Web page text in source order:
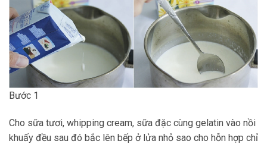
Bước 1
Cho sữa tươi, whipping cream, sữa đặc cùng gelatin vào nồi
khuấy đều sau đó bắc lên bếp ở lửa nhỏ sao cho hỗn hợp chỉ